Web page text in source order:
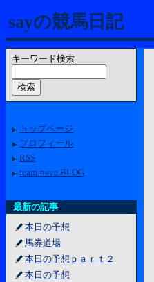
sayの競馬日記
キーワード検索
トップページ
プロフィール
RSS
team-nave BLOG
最新の記事
本日の予想
馬券道場
本日の予想ｐａｒｔ２
本日の予想